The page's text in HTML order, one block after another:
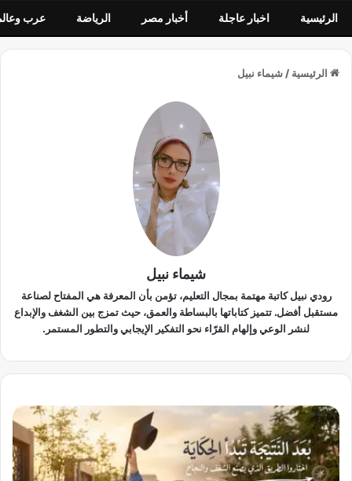
الرئيسية اخبار عاجلة أخبار مصر الرياضة عرب
الرئيسية / شيماء نبيل
شيماء نبيل
رودي نبيل كاتبة مهتمة بمجال التعليم، تؤمن بأن المعرفة هي المفتاح لصناعة
مستقبل أفضل. تتميز كتاباتها بالبساطة والعمق، حيث تمزج بين الشغف والإبداع
لنشر الوعي وإلهام القرّاء نحو التفكير الإيجابي والتطور المستمر.